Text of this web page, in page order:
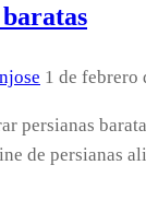
1 de febrero
persianas
de persianas